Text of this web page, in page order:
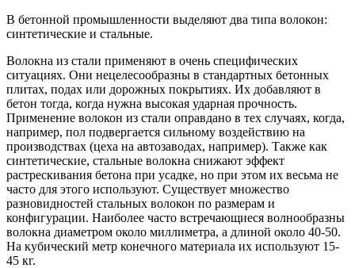
В бетонной промышленности выделяют два типа волокон:
синтетические и стальные.
Волокна из стали применяют в очень специфических
ситуациях. Они нецелесообразны в стандартных бетонных
плитах, подах или дорожных покрытиях. Их добавляют в
бетон тогда, когда нужна высокая ударная прочность.
Применение волокон из стали оправдано в тех случаях, когда,
например, пол подвергается сильному воздействию на
производствах (цеха на автозаводах, например). Также как
синтетические, стальные волокна снижают эффект
растрескивания бетона при усадке, но при этом их весьма не
часто для этого используют. Существует множество
разновидностей стальных волокон по размерам и
конфигурации. Наиболее часто встречающиеся волнообразны
волокна диаметром около миллиметра, а длиной около 40-50.
На кубический метр конечного материала их используют 15-
45 кг.